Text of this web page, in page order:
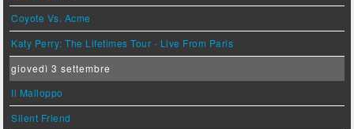
Coyote Vs. Acme
Katy Perry: The Lifetimes Tour - Live From Paris
giovedì 3 settembre
Il Malloppo
Silent Friend